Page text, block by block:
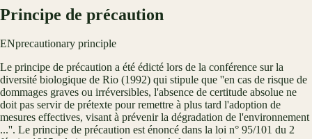
Principe de précaution
ENprecautionary principle
Le principe de précaution a été édicté lors de la conférence sur la
diversité biologique de Rio (1992) qui stipule que ''en cas de risque de
dommages graves ou irréversibles, l'absence de certitude absolue ne
doit pas servir de prétexte pour remettre à plus tard l'adoption de
mesures effectives, visant à prévenir la dégradation de l'environnement
...''. Le principe de précaution est énoncé dans la loi n° 95/101 du 2